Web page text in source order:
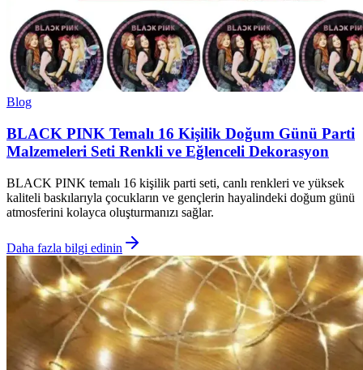
Blog
BLACK PINK Temalı 16 Kişilik Doğum Günü Parti
Malzemeleri Seti Renkli ve Eğlenceli Dekorasyon
BLACK PINK temalı 16 kişilik parti seti, canlı renkleri ve yüksek
kaliteli baskılarıyla çocukların ve gençlerin hayalindeki doğum günü
atmosferini kolayca oluşturmanızı sağlar.
Daha fazla bilgi edinin